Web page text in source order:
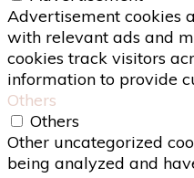
Advertisement cookies
with relevant ads and
cookies track visitors
information to provide
Others
Others
Other uncategorized
being analyzed and